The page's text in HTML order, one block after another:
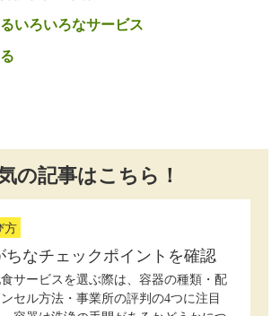
いろいろなサービス
の記事はこちら！
方
ちなチェックポイントを確認
サービスを選ぶ際は、容器の種類・配
セル方法・事業所の評判の4つに注目